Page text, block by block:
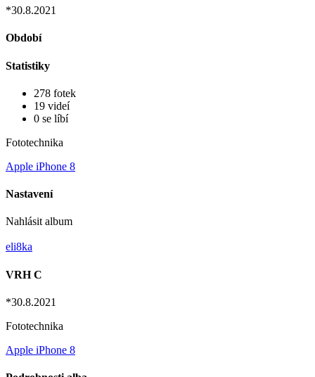
*30.8.2021
Období
Statistiky
278 fotek
19 videí
0 se líbí
Fototechnika
Apple iPhone 8
Nastavení
Nahlásit album
eli8ka
VRH C
*30.8.2021
Fototechnika
Apple iPhone 8